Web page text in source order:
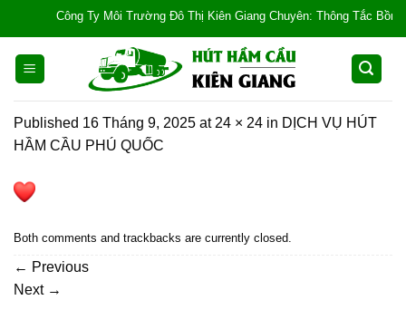
content
Công Ty Môi Trường Đô Thị Kiên Giang Chuyên: Thông Tắc Bồn
Published 16 Tháng 9, 2025 at 24 × 24 in DỊCH VỤ HÚT
HẦM CẦU PHÚ QUỐC
Both comments and trackbacks are currently closed.
← Previous
Next →